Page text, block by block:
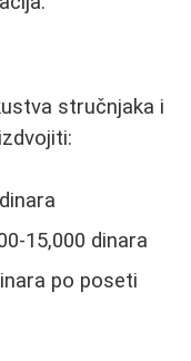
stručnjaka i
15,000 dinara
po poseti